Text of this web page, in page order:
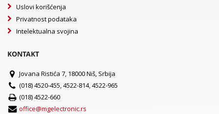
Uslovi korišćenja
Privatnost podataka
Intelektualna svojina
KONTAKT
Jovana Ristića 7, 18000 Niš, Srbija
(018) 4520-455, 4522-814, 4522-965
(018) 4522-660
office@mgelectronic.rs